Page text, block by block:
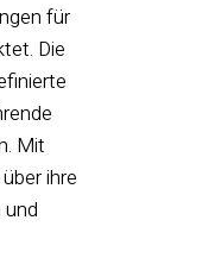
für
Die
Mit
ihre